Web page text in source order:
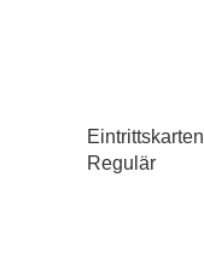
Eintrittskarten
Regulär